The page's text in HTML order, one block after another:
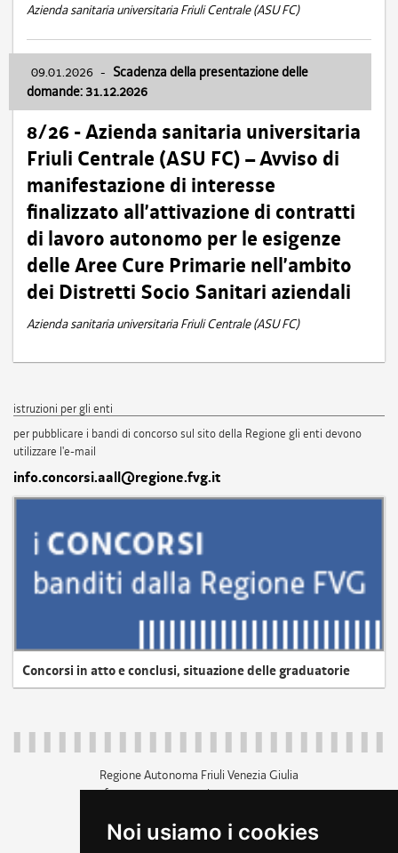
Noi usiamo i cookies
Azienda sanitaria universitaria Friuli Centrale (ASU FC)
09.01.2026 - Scadenza della presentazione delle
domande: 31.12.2026
8/26 - Azienda sanitaria universitaria
Friuli Centrale (ASU FC) – Avviso di
manifestazione di interesse
finalizzato all’attivazione di contratti
di lavoro autonomo per le esigenze
delle Aree Cure Primarie nell’ambito
dei Distretti Socio Sanitari aziendali
Azienda sanitaria universitaria Friuli Centrale (ASU FC)
istruzioni per gli enti
per pubblicare i bandi di concorso sul sito della Regione gli enti devono
utilizzare l'e-mail
info.concorsi.aall@regione.fvg.it
Concorsi in atto e conclusi, situazione delle graduatorie
Regione Autonoma Friuli Venezia Giulia
c.f. 80014930327; p.iva 00526040324
+39 040 3771111